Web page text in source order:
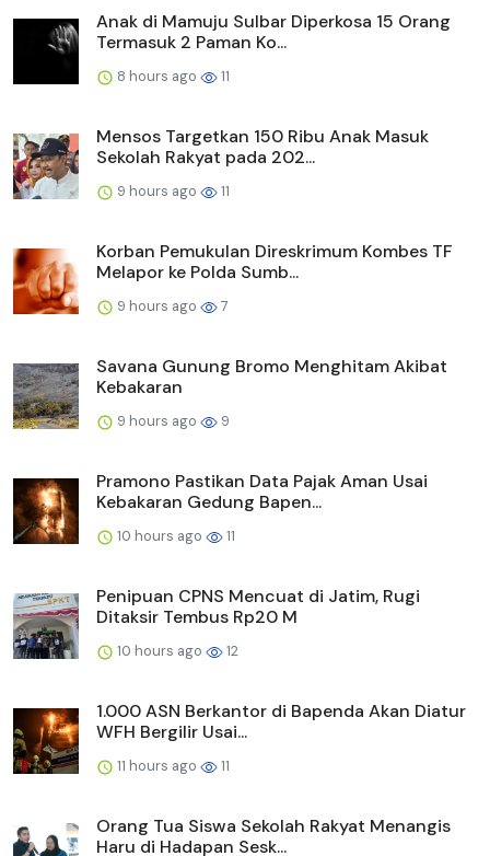
Anak di Mamuju Sulbar Diperkosa 15 Orang
Termasuk 2 Paman Ko...
8 hours ago 11
Mensos Targetkan 150 Ribu Anak Masuk
Sekolah Rakyat pada 202...
9 hours ago 11
Korban Pemukulan Direskrimum Kombes TF
Melapor ke Polda Sumb...
9 hours ago 7
Savana Gunung Bromo Menghitam Akibat
Kebakaran
9 hours ago 9
Pramono Pastikan Data Pajak Aman Usai
Kebakaran Gedung Bapen...
10 hours ago 11
Penipuan CPNS Mencuat di Jatim, Rugi
Ditaksir Tembus Rp20 M
10 hours ago 12
1.000 ASN Berkantor di Bapenda Akan Diatur
WFH Bergilir Usai...
11 hours ago 11
Orang Tua Siswa Sekolah Rakyat Menangis
Haru di Hadapan Sesk...